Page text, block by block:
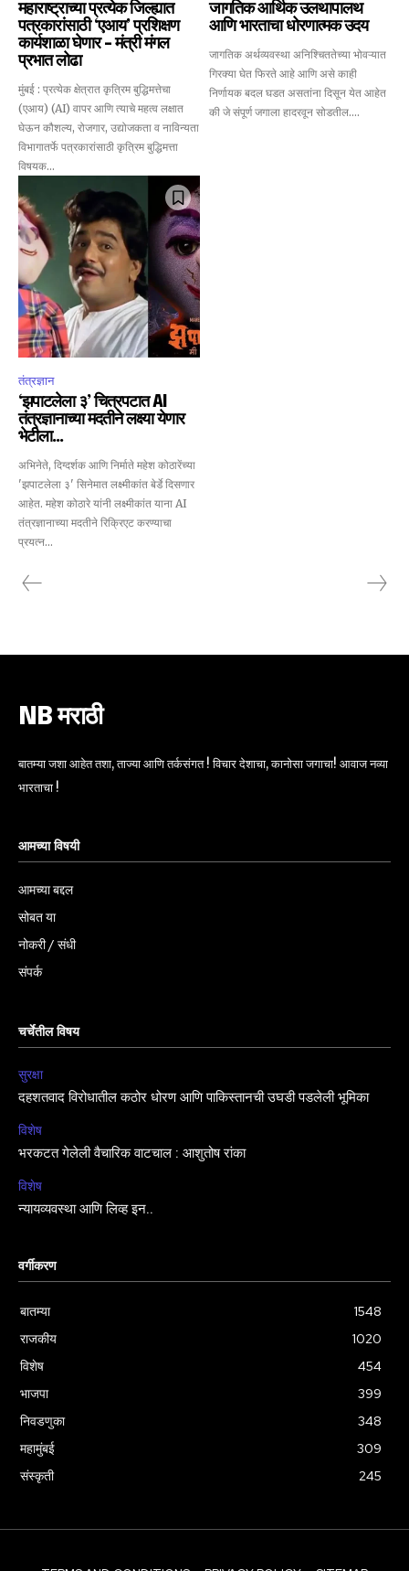
I've read and accept thePrivacy Policy.
6,300
Fans
32,111
Followers
75
Followers
महाराष्ट्राच्या प्रत्येक जिल्ह्यात
पत्रकारांसाठी ‘एआय’ प्रशिक्षण
कार्यशाळा घेणार – मंत्री मंगल
प्रभात लोढा
मुंबई : प्रत्येक क्षेत्रात कृत्रिम बुद्धिमत्तेचा
(एआय) (AI) वापर आणि त्याचे महत्व लक्षात
घेऊन कौशल्य, रोजगार, उद्योजकता व नाविन्यता
विभागातर्फे पत्रकारांसाठी कृत्रिम बुद्धिमत्ता
विषयक...
जागतिक आर्थिक उलथापालथ
आणि भारताचा धोरणात्मक उदय
जागतिक अर्थव्यवस्था अनिश्चिततेच्या भोवऱ्यात
गिरक्या घेत फिरते आहे आणि असे काही
निर्णायक बदल घडत असतांना दिसून येत आहेत
की जे संपूर्ण जगाला हादरवून सोडतील....
तंत्रज्ञान
‘झपाटलेला ३’ चित्रपटात AI
तंत्रज्ञानाच्या मदतीने लक्ष्या येणार
भेटीला…
अभिनेते, दिग्दर्शक आणि निर्माते महेश कोठारेंच्या
'झपाटलेला ३' सिनेमात लक्ष्मीकांत बेर्डे दिसणार
आहेत. महेश कोठारे यांनी लक्ष्मीकांत याना AI
तंत्रज्ञानाच्या मदतीने रिक्रिएट करण्याचा
प्रयत्न...
NB मराठी
बातम्या जशा आहेत तशा, ताज्या आणि तर्कसंगत ! विचार देशाचा, कानोसा जगाचा! आवाज नव्या
भारताचा !
आमच्या विषयी
आमच्या बद्दल
सोबत या
नोकरी / संधी
संपर्क
चर्चेतील विषय
सुरक्षा
दहशतवाद विरोधातील कठोर धोरण आणि पाकिस्तानची उघडी पडलेली भूमिका
विशेष
भरकटत गेलेली वैचारिक वाटचाल : आशुतोष रांका
विशेष
न्यायव्यवस्था आणि लिव्ह इन..
वर्गीकरण
बातम्या
1548
राजकीय
1020
विशेष
454
भाजपा
399
निवडणुका
348
महामुंबई
309
संस्कृती
245